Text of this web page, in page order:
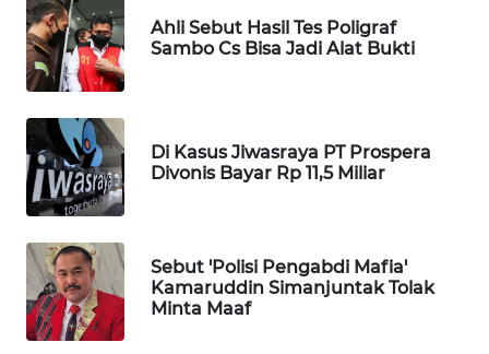
Ahli Sebut Hasil Tes Poligraf
Sambo Cs Bisa Jadi Alat Bukti
Di Kasus Jiwasraya PT Prospera
Divonis Bayar Rp 11,5 Miliar
Sebut 'Polisi Pengabdi Mafia'
Kamaruddin Simanjuntak Tolak
Minta Maaf
WAHANA
KONSUMEN
WAHANA
LISTRIK
WAHANA
WAHANA
TV